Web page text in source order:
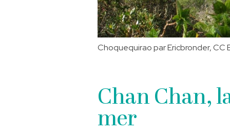
Choquequirao par Ericbronder,CC
Chan Chan,
mer